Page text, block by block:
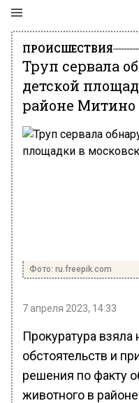
ПРОИСШЕСТВИЯ
Труп сервала
детской
районе Митино
Фото: ru.freepik.com
7 апреля 2023, 14:33
Прокуратура
обстоятельств и
решения по факту
животного в